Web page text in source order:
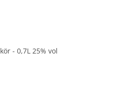
- 0,7L 25% vol
von 4.9 von 5 Sternen